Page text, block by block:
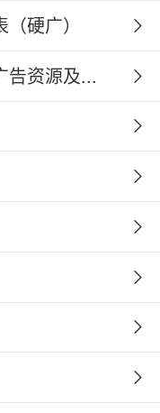
硬广）
告资源及...